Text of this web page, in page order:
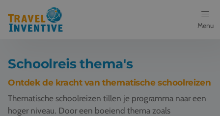
Menu
Bestemmingen
Schoolreis thema's
Voor docenten
Schoolreis thema's
Ontdek de kracht van thematische schoolreizen
Thematische schoolreizen tillen je programma naar een
hoger niveau. Door een boeiend thema zoals